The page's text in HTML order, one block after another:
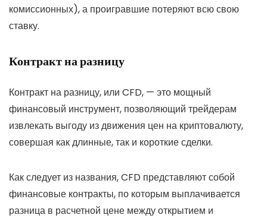
комиссионных), а проигравшие потеряют всю свою
ставку.
Контракт на разницу
Контракт на разницу, или CFD, — это мощный
финансовый инструмент, позволяющий трейдерам
извлекать выгоду из движения цен на криптовалюту,
совершая как длинные, так и короткие сделки.
Как следует из названия, CFD представляют собой
финансовые контракты, по которым выплачивается
разница в расчетной цене между открытием и